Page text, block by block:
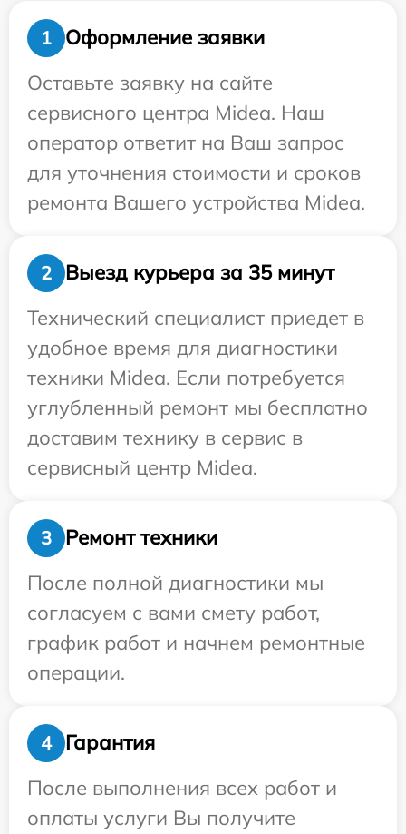
1
Оформление заявки
Оставьте заявку на сайте
сервисного центра Midea. Наш
оператор ответит на Ваш запрос
для уточнения стоимости и сроков
ремонта Вашего устройства Midea.
2
Выезд курьера за 35 минут
Технический специалист приедет в
удобное время для диагностики
техники Midea. Если потребуется
углубленный ремонт мы бесплатно
доставим технику в сервис в
сервисный центр Midea.
3
Ремонт техники
После полной диагностики мы
согласуем с вами смету работ,
график работ и начнем ремонтные
операции.
4
Гарантия
После выполнения всех работ и
оплаты услуги Вы получите